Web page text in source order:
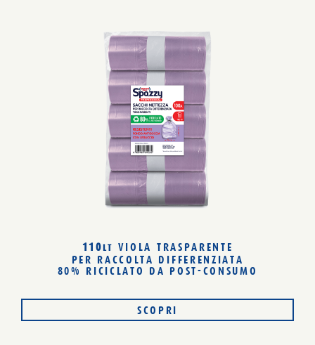
110 LT VIOLA TRASPARENTE
PER RACCOLTA DIFFERENZIATA
80% RICICLATO DA POST-CONSUMO
SCOPRI